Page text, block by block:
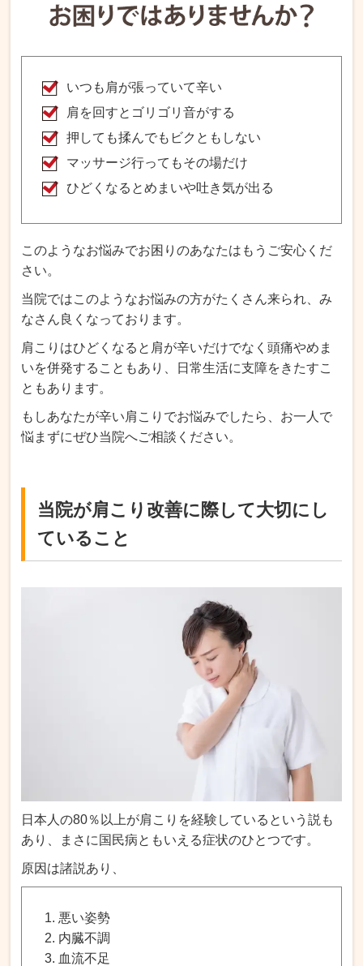
いつも肩が張っていて辛い
肩を回すとゴリゴリ音がする
押しても揉んでもビクともしない
マッサージ行ってもその場だけ
ひどくなるとめまいや吐き気が出る
このようなお悩みでお困りのあなたはもうご安心くだ
さい。
当院ではこのようなお悩みの方がたくさん来られ、み
なさん良くなっております。
肩こりはひどくなると肩が辛いだけでなく頭痛やめま
いを併発することもあり、日常生活に支障をきたすこ
ともあります。
もしあなたが辛い肩こりでお悩みでしたら、お一人で
悩まずにぜひ当院へご相談ください。
当院が肩こり改善に際して大切にし
ていること
日本人の80％以上が肩こりを経験しているという説も
あり、まさに国民病ともいえる症状のひとつです。
原因は諸説あり、
悪い姿勢
内臓不調
血流不足